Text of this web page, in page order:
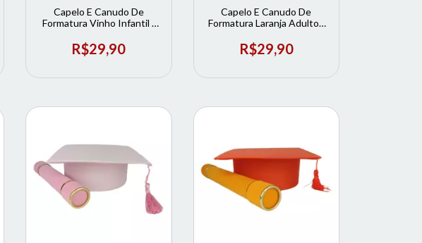
Capelo E Canudo De
Formatura Vinho Infantil |
R$29,90
Capelo E Canudo De
Formatura Laranja Adulto |
R$29,90